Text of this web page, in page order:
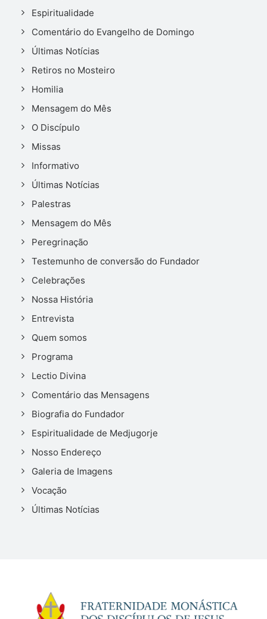
Espiritualidade
Comentário do Evangelho de Domingo
Últimas Notícias
Retiros no Mosteiro
Homilia
Mensagem do Mês
O Discípulo
Missas
Informativo
Últimas Notícias
Palestras
Mensagem do Mês
Peregrinação
Testemunho de conversão do Fundador
Celebrações
Nossa História
Entrevista
Quem somos
Programa
Lectio Divina
Comentário das Mensagens
Biografia do Fundador
Espiritualidade de Medjugorje
Nosso Endereço
Galeria de Imagens
Vocação
Últimas Notícias